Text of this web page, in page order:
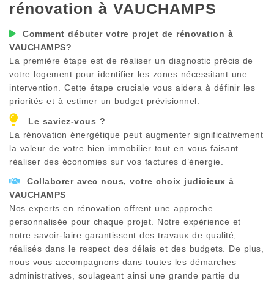
rénovation à VAUCHAMPS
Comment débuter votre projet de rénovation à
VAUCHAMPS?
La première étape est de réaliser un diagnostic précis de
votre logement pour identifier les zones nécessitant une
intervention. Cette étape cruciale vous aidera à définir les
priorités et à estimer un budget prévisionnel.
Le saviez-vous ?
La rénovation énergétique peut augmenter significativement
la valeur de votre bien immobilier tout en vous faisant
réaliser des économies sur vos factures d’énergie.
Collaborer avec nous, votre choix judicieux à
VAUCHAMPS
Nos experts en rénovation offrent une approche
personnalisée pour chaque projet. Notre expérience et
notre savoir-faire garantissent des travaux de qualité,
réalisés dans le respect des délais et des budgets. De plus,
nous vous accompagnons dans toutes les démarches
administratives, soulageant ainsi une grande partie du